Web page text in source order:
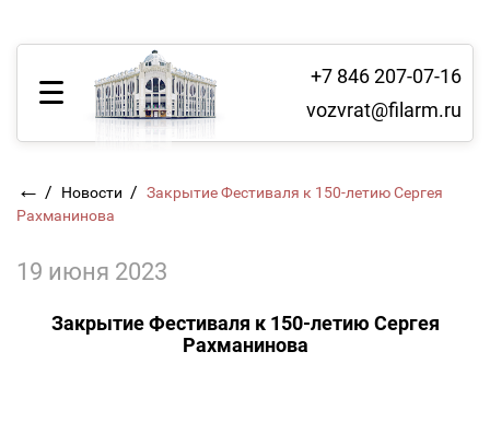
+7 846 207-07-16
vozvrat@filarm.ru
← / Новости / Закрытие Фестиваля к 150-летию Сергея
Рахманинова
19 июня 2023
Закрытие Фестиваля к 150-летию Сергея
Рахманинова